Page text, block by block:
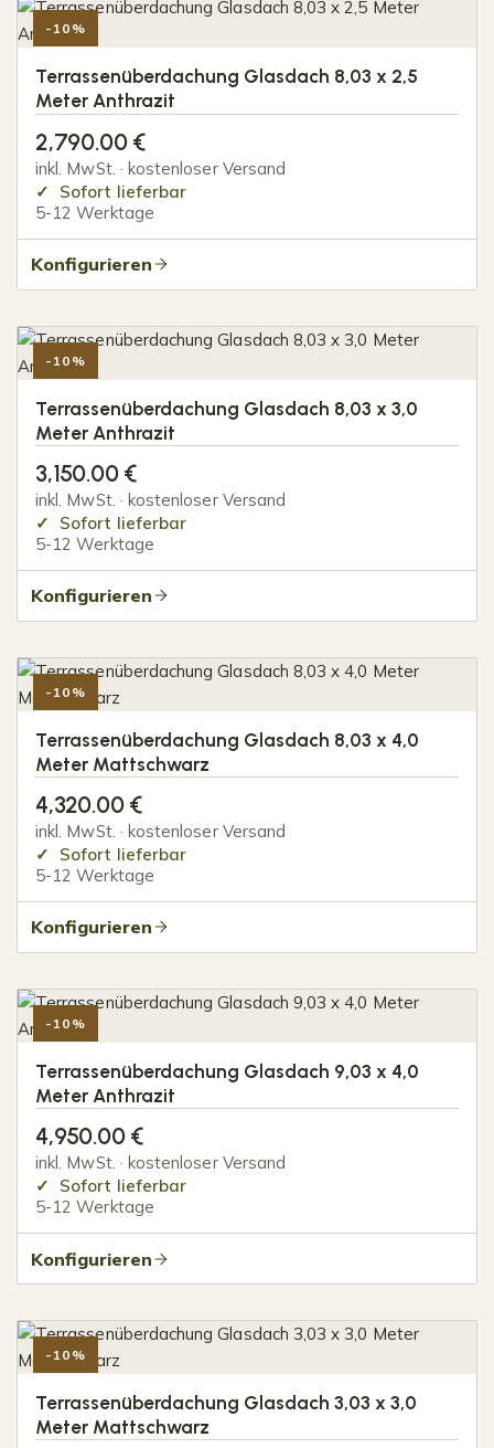
-10%
Terrassenüberdachung Glasdach 8,03 x 2,5
Meter Anthrazit
2,790.00 €
inkl. MwSt. · kostenloser Versand
Sofort lieferbar
5-12 Werktage
Konfigurieren
-10%
Terrassenüberdachung Glasdach 8,03 x 3,0
Meter Anthrazit
3,150.00 €
inkl. MwSt. · kostenloser Versand
Sofort lieferbar
5-12 Werktage
Konfigurieren
-10%
Terrassenüberdachung Glasdach 8,03 x 4,0
Meter Mattschwarz
4,320.00 €
inkl. MwSt. · kostenloser Versand
Sofort lieferbar
5-12 Werktage
Konfigurieren
-10%
Terrassenüberdachung Glasdach 9,03 x 4,0
Meter Anthrazit
4,950.00 €
inkl. MwSt. · kostenloser Versand
Sofort lieferbar
5-12 Werktage
Konfigurieren
-10%
Terrassenüberdachung Glasdach 3,03 x 3,0
Meter Mattschwarz